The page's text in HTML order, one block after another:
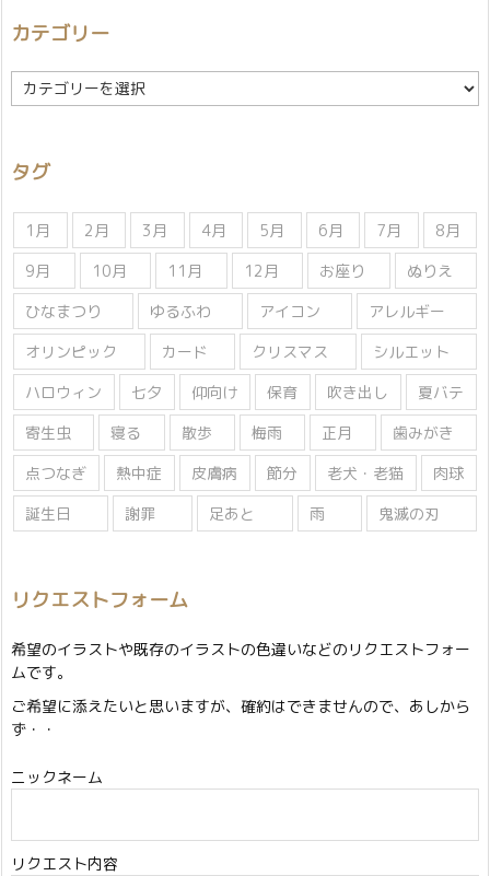
カテゴリー
カ
テ
ー
タグ
1月 2月 3月 4月 5月 6月 7月
8月
9月
10月 11月 12月 お座り
ぬりえ
ひなまつり
ゆるふわ アイコン
アレルギー
オリンピック
カード クリスマス
シルエット
ハロウィン
七夕 仰向け 保育 吹き出し
夏バテ
寄生虫
寝る 散歩 梅雨 正月
歯みがき
点つなぎ
熱中症 皮膚病 節分 老犬・老猫
肉球
誕生日
謝罪 足あと 雨 鬼滅の刃
リクエストフォーム
希望のイラストや既存のイラストの色違いなどのリクエストフォー
ムです。
ご希望に添えたいと思いますが、確約はできませんので、あしから
ず・・
ニックネーム
リクエスト内容